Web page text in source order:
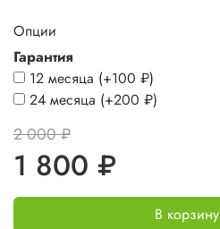
Опции
Гарантия
12 месяца (+100 ₽)
24 месяца (+200 ₽)
2 000 ₽
1 800 ₽
В корзину